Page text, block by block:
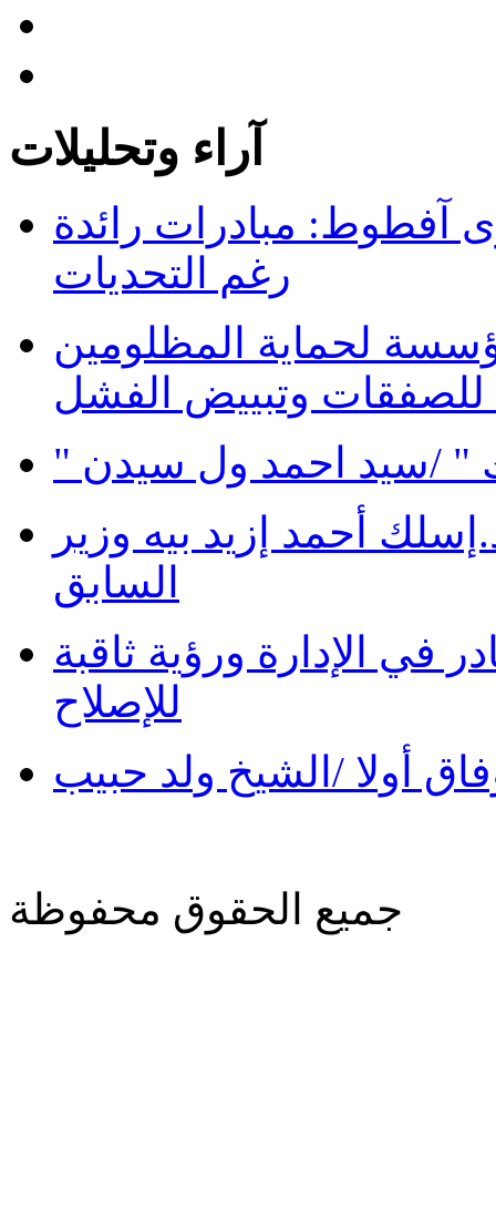
آراء وتحليلات
آفطوط: مبادرات رائدة
رغم التحديات
لحماية المظلومين
للصفقات وتبييض الفشل
" /سيد احمد ول سيدن
أحمد إزيد بيه وزير
السابق
في الإدارة ورؤية ثاقبة
للإصلاح
أولا /الشيخ ولد حبيب
جميع الحقوق محفوظة